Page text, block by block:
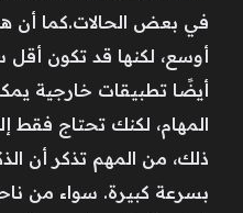
في بعض الحالات.كما أن
أوسع، لكنها قد تكون
أيضًا تطبيقات خارجية
المهام، لكنك تحتاج فقط
ذلك، من المهم تذكر أن
بسرعة كبيرة. سواء من